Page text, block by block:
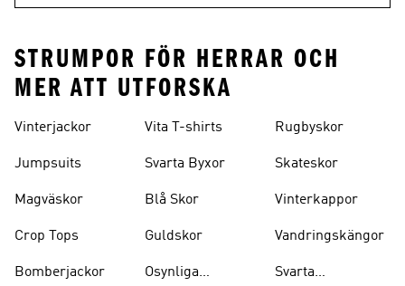
STRUMPOR FÖR HERRAR OCH
MER ATT UTFORSKA
Vinterjackor
Jumpsuits
Magväskor
Crop Tops
Bomberjackor
Vita T-shirts
Svarta Byxor
Blå Skor
Guldskor
Osynliga
Rugbyskor
Skateskor
Vinterkappor
Vandringskängor
Svarta